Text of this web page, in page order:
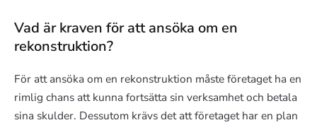
Vad är kraven för att ansöka om en
rekonstruktion?
För att ansöka om en rekonstruktion måste företaget ha en
rimlig chans att kunna fortsätta sin verksamhet och betala
sina skulder. Dessutom krävs det att företaget har en plan